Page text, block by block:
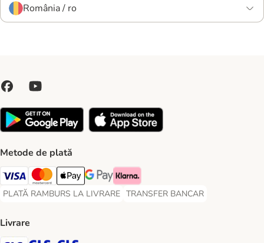
România / ro
Metode de plată
Visa Payment Method
Master Card Payment Method
Apple Pay Payment Method
Google Pay Payment Method
Klarna Payment Method
PLATĂ RAMBURS LA LIVRARE
PLATĂ RAMBURS LA LIVRARE Payment Method
TRANSFER BANCAR
TRANSFER BANCAR Payment
Livrare